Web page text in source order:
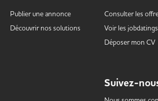
Publier une annonce
Découvrir nos solutions
Consulter les
Voir les jobdatings
Déposer mon CV
Suivez-